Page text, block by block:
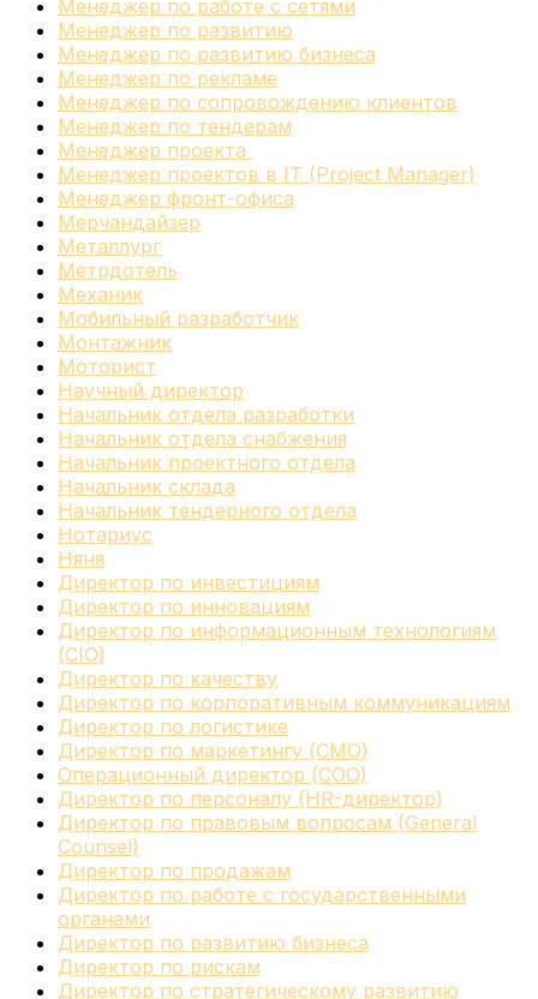
Менеджер по работе с сетями
Менеджер по развитию
Менеджер по развитию бизнеса
Менеджер по рекламе
Менеджер по сопровождению клиентов
Менеджер по тендерам
Менеджер проекта
Менеджер проектов в IT (Project Manager)
Менеджер фронт-офиса
Мерчандайзер
Металлург
Метрдотель
Механик
Мобильный разработчик
Монтажник
Моторист
Научный директор
Начальник отдела разработки
Начальник отдела снабжения
Начальник проектного отдела
Начальник склада
Начальник тендерного отдела
Нотариус
Няня
Директор по инвестициям
Директор по инновациям
Директор по информационным технологиям
(CIO)
Директор по качеству
Директор по корпоративным коммуникациям
Директор по логистике
Директор по маркетингу (CMO)
Операционный директор (COO)
Директор по персоналу (HR-директор)
Директор по правовым вопросам (General
Counsel)
Директор по продажам
Директор по работе с государственными
органами
Директор по развитию бизнеса
Директор по рискам
Директор по стратегическому развитию